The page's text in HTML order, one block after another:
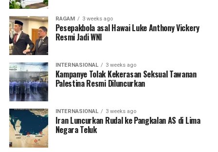
RAGAM 3 weeks ago
Pesepakbola asal Hawai Luke Anthony Vickery
Resmi Jadi WNI
INTERNASIONAL 3 weeks ago
Kampanye Tolak Kekerasan Seksual Tawanan
Palestina Resmi Diluncurkan
INTERNASIONAL 3 weeks ago
Iran Luncurkan Rudal ke Pangkalan AS di Lima
Negara Teluk